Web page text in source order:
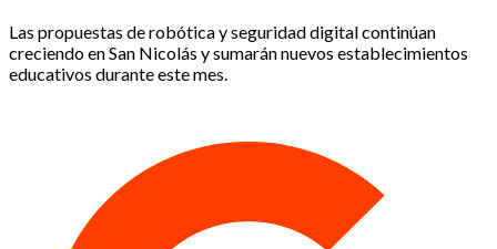
Las propuestas de robótica y seguridad digital continúan
creciendo en San Nicolás y sumarán nuevos establecimientos
educativos durante este mes.